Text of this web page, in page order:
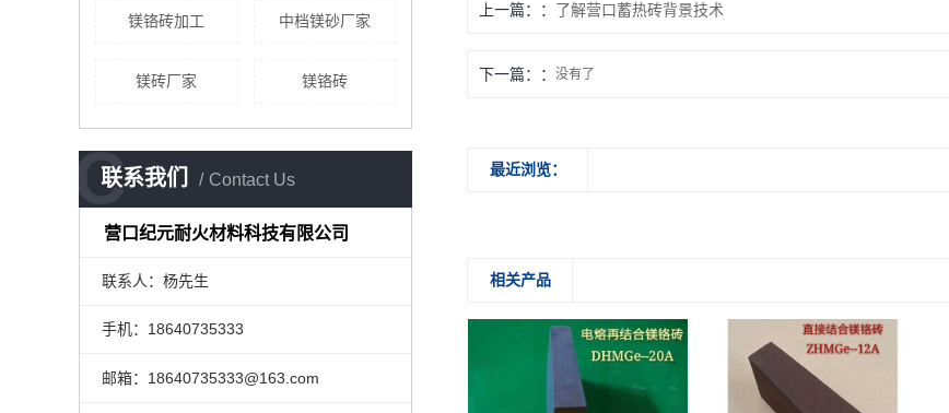
镁铬砖加工 中档镁砂厂家
镁砖厂家 镁铬砖
联系我们 Contact Us
C
营口纪元耐火材料科技有限公司
联系人：杨先生
手机：18640735333
邮箱：18640735333@163.com
上一篇： 了解营口蓄热砖背景技术
下一篇： 没有了
最近浏览：
相关产品